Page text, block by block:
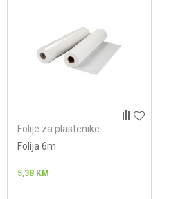
Folije za plastenike
Folija 6m
5,38 KM